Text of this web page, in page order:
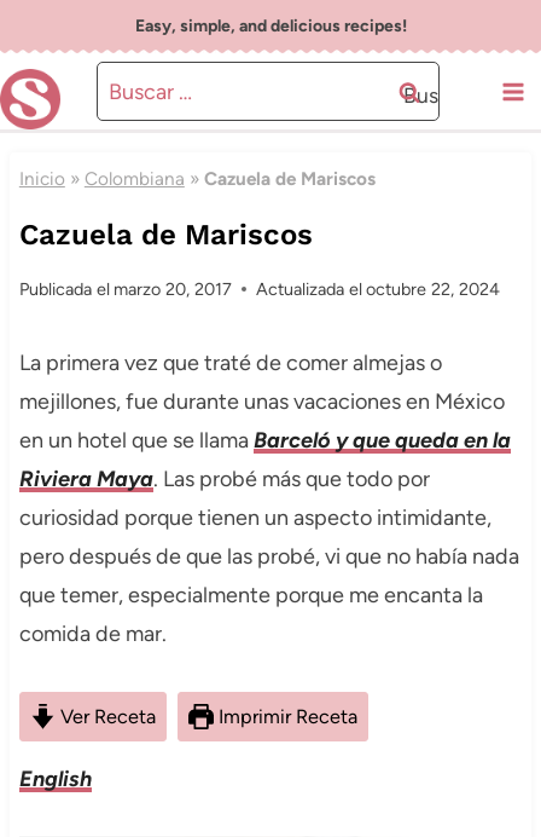
al
contenido
Easy, simple, and delicious recipes!
Buscar:
Inicio » Colombiana » Cazuela de Mariscos
Cazuela de Mariscos
Publicada el marzo 20, 2017 Actualizada eloctubre 22, 2024
La primera vez que traté de comer almejas o
mejillones, fue durante unas vacaciones en México
en un hotel que se llamaBarceló y que queda en la
Riviera Maya. Las probé más que todo por
curiosidad porque tienen un aspecto intimidante,
pero después de que las probé, vi que no había nada
que temer, especialmente porque me encanta la
comida de mar.
Ver Receta Imprimir Receta
English